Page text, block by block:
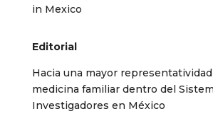
in Mexico
Editorial
Hacia una mayor
medicina familiar dentro del
Investigadores en México